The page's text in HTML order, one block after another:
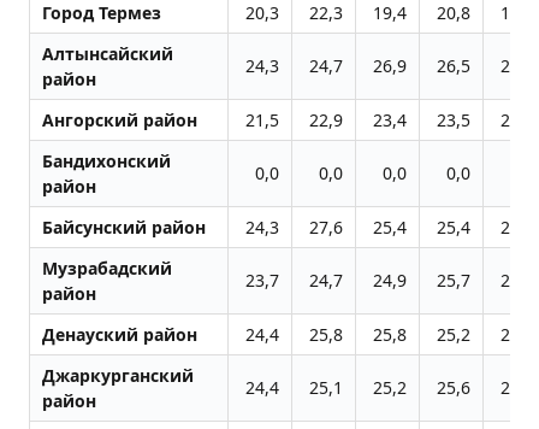
Город Термез 20,3 22,3 19,4 20,8
19,1
Алтынсайский
район
24,3 24,7 26,9 26,5 25,6
Ангорский район 21,5 22,9 23,4 23,5
24,7
Бандихонский
район
0,0 0,0 0,0 0,0
Байсунский район 24,3 27,6 25,4 25,4
25,4
Музрабадский
район
23,7 24,7 24,9 25,7 24,5
Денауский район 24,4 25,8 25,8 25,2
26,0
Джаркурганский
район
24,4 25,1 25,2 25,6 25,7